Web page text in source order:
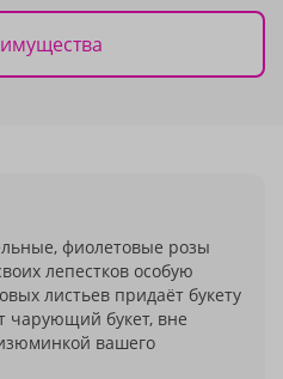
фиолетовые розы
лепестков особую
листьев придаёт букету
чарующий букет, вне
вашего